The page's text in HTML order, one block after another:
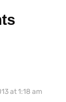
at 1:18 am